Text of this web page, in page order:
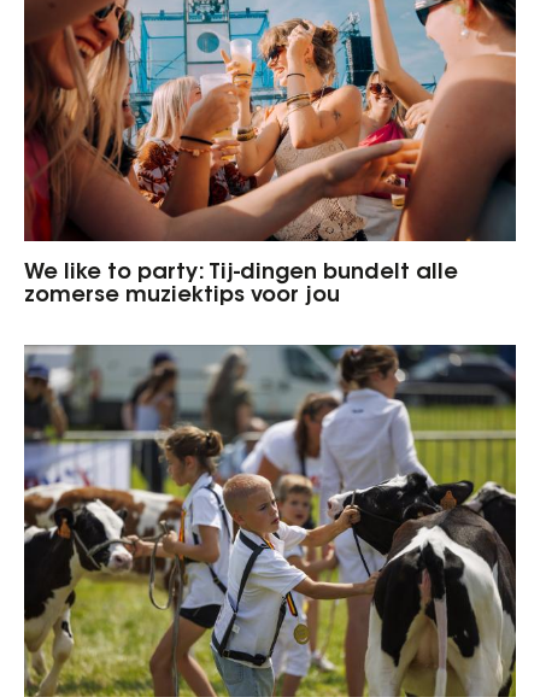
We like to party: Tij-dingen bundelt alle
zomerse muziektips voor jou